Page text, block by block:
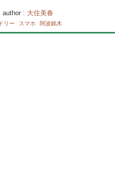
author : 大住美春
リー スマホ 阿波銘木